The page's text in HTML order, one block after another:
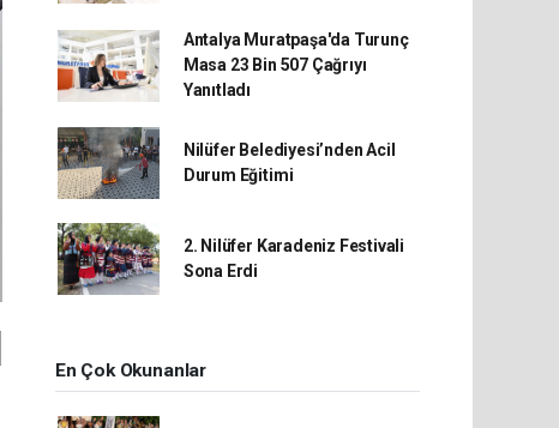
Antalya Muratpaşa'da Turunç
Masa 23 Bin 507 Çağrıyı
Yanıtladı
Nilüfer Belediyesi’nden Acil
Durum Eğitimi
2. Nilüfer Karadeniz Festivali
Sona Erdi
En Çok Okunanlar